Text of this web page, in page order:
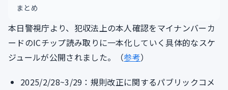
まとめ
本日警視庁より、犯収法上の本人確認をマイナンバーカ
ードのICチップ読み取りに一本化していく具体的なスケ
ジュールが公開されました。（参考）
2025/2/28~3/29：規則改正に関するパブリックコメ